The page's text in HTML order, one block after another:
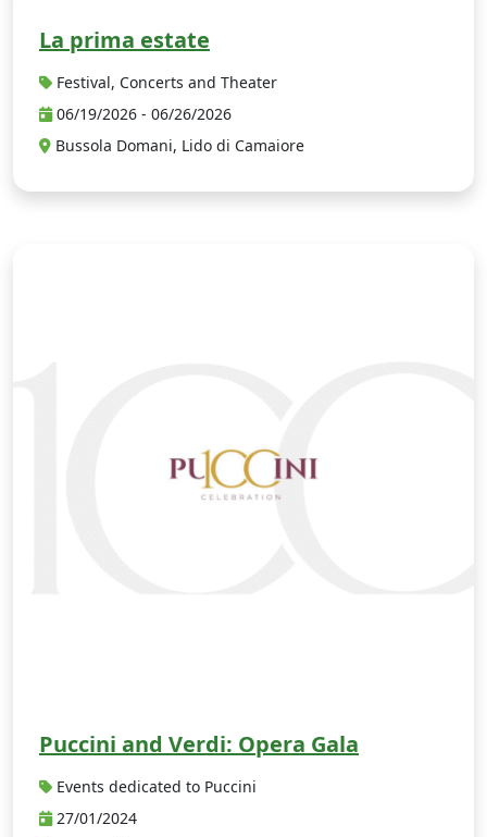
La prima estate
Festival, Concerts and Theater
06/19/2026 - 06/26/2026
Bussola Domani, Lido di Camaiore
Puccini and Verdi: Opera Gala
Events dedicated to Puccini
27/01/2024